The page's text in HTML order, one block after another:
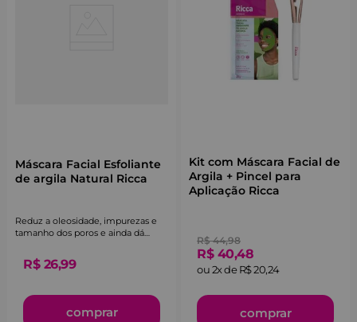
Máscara Facial Esfoliante
de argila Natural Ricca
Reduz a oleosidade, impurezas e
tamanho dos poros e ainda dá
R$ 26,99
comprar
Kit com Máscara Facial de
Argila + Pincel para
Aplicação Ricca
R$ 44,98
R$ 40,48
ou2x deR$20,24
comprar